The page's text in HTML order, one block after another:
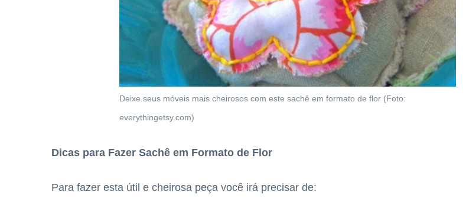
Deixe seus móveis mais cheirosos com este sachê em formato de flor (Foto:
everythingetsy.com)
Dicas para Fazer Sachê em Formato de Flor
Para fazer esta útil e cheirosa peça você irá precisar de: